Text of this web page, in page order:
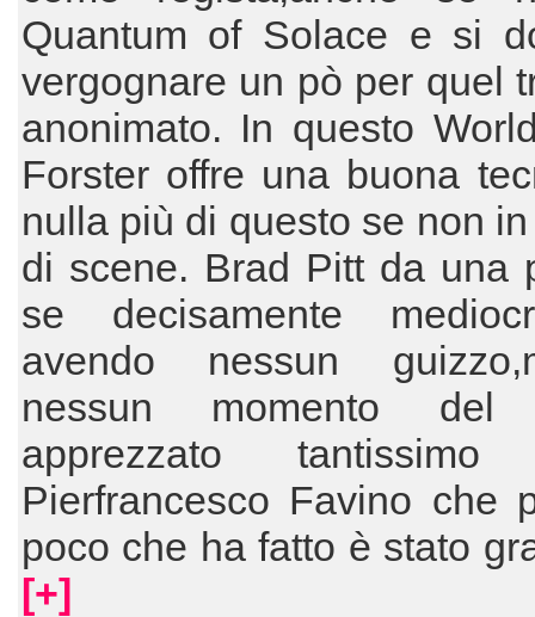
Quantum of Solace e si
vergognare un pò per quel
anonimato. In questo
Forster offre una buona
nulla più di questo se non
di scene. Brad Pitt da una
se decisamente
avendo nessun
nessun momento del
apprezzato tantissimo
Pierfrancesco Favino che
poco che ha fatto è stato
[+]